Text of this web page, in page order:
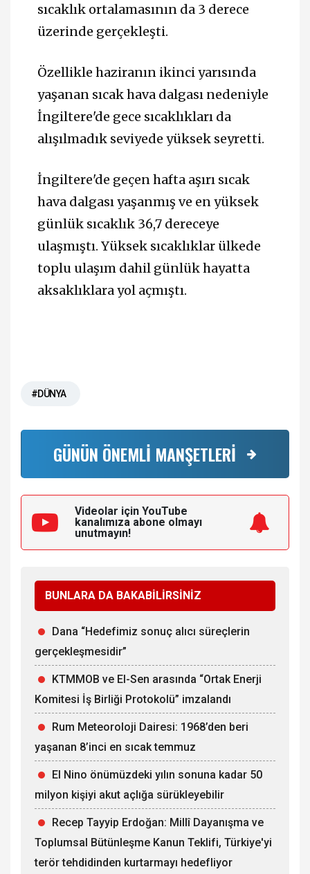
sıcaklık ortalamasının da 3 derece
üzerinde gerçekleşti.
Özellikle haziranın ikinci yarısında
yaşanan sıcak hava dalgası nedeniyle
İngiltere'de gece sıcaklıkları da
alışılmadık seviyede yüksek seyretti.
İngiltere'de geçen hafta aşırı sıcak
hava dalgası yaşanmış ve en yüksek
günlük sıcaklık 36,7 dereceye
ulaşmıştı. Yüksek sıcaklıklar ülkede
toplu ulaşım dahil günlük hayatta
aksaklıklara yol açmıştı.
#DÜNYA
GÜNÜN ÖNEMLİ MANŞETLERİ
Videolar için YouTube
kanalımıza abone olmayı
unutmayın!
BUNLARA DA BAKABİLİRSİNİZ
Dana “Hedefimiz sonuç alıcı süreçlerin
gerçekleşmesidir”
KTMMOB ve El-Sen arasında “Ortak Enerji
Komitesi İş Birliği Protokolü” imzalandı
Rum Meteoroloji Dairesi: 1968’den beri
yaşanan 8’inci en sıcak temmuz
El Nino önümüzdeki yılın sonuna kadar 50
milyon kişiyi akut açlığa sürükleyebilir
Recep Tayyip Erdoğan: Millî Dayanışma ve
Toplumsal Bütünleşme Kanun Teklifi, Türkiye'yi
terör tehdidinden kurtarmayı hedefliyor